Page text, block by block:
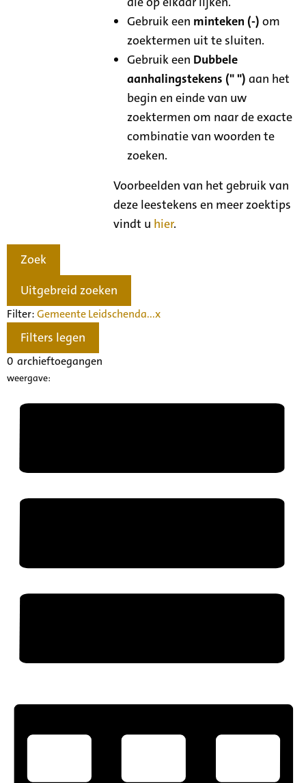
Gebruik een minteken (-) om
zoektermen uit te sluiten.
Gebruik een Dubbele
aanhalingstekens (" ") aan het
begin en einde van uw
zoektermen om naar de exacte
combinatie van woorden te
zoeken.
Voorbeelden van het gebruik van
deze leestekens en meer zoektips
vindt u hier.
Zoek
Uitgebreid zoeken
Filter:Gemeente Leidschenda...x
Filters legen
0 archieftoegangen
weergave: